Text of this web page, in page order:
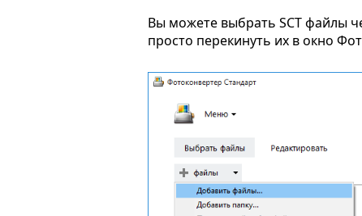
Вы можете выбрать SCT файлы
просто перекинуть их в окно